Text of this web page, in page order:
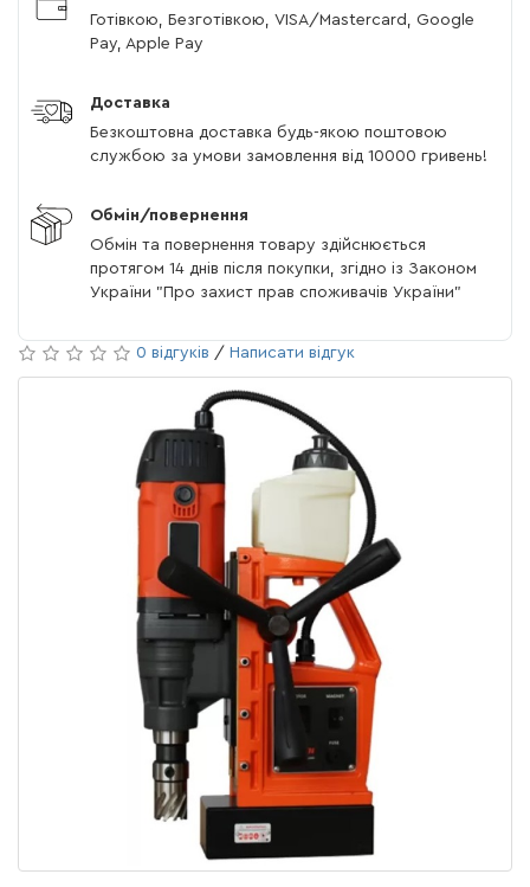
Готівкою, Безготівкою, VISA/Mastercard, Google
Pay, Apple Pay
Доставка
Безкоштовна доставка будь-якою поштовою
службою за умови замовлення від 10000 гривень!
Обмін/повернення
Обмін та повернення товару здійснюється
протягом 14 днів після покупки, згідно із Законом
України "Про захист прав споживачів України"
0 відгуків / Написати відгук